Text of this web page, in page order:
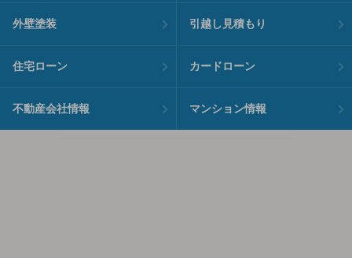
外壁塗装 引越し見積もり
住宅ローン カードローン
不動産会社情報 マンション情報